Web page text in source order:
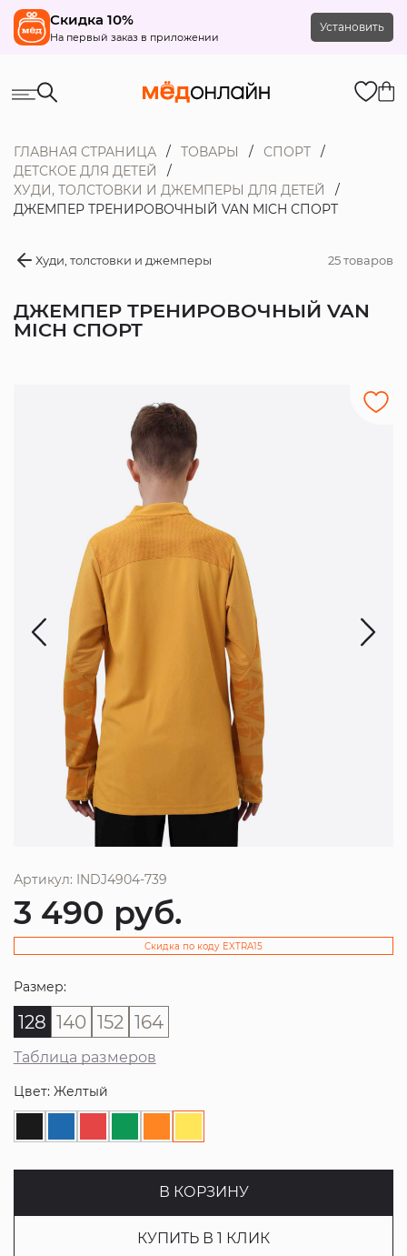
Скидка 10%
На первый заказ в приложении
Установить
ГЛАВНАЯ СТРАНИЦА ТОВАРЫ
СПОРТ
ДЕТСКОЕ ДЛЯ ДЕТЕЙ
ХУДИ, ТОЛСТОВКИ И ДЖЕМПЕРЫ ДЛЯ ДЕТЕЙ
ДЖЕМПЕР ТРЕНИРОВОЧНЫЙ VAN MICH СПОРТ
Худи, толстовки и джемперы 25 товаров
ДЖЕМПЕР ТРЕНИРОВОЧНЫЙ VAN
MICH СПОРТ
Артикул: INDJ4904-739
3 490 руб.
Скидка по коду EXTRA15
Размер:
128 140 152 164
Таблица размеров
Цвет: Желтый
В КОРЗИНУ
КУПИТЬ В 1 КЛИК